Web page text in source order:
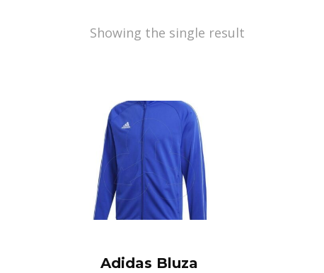
Showing the single result
Adidas Bluza